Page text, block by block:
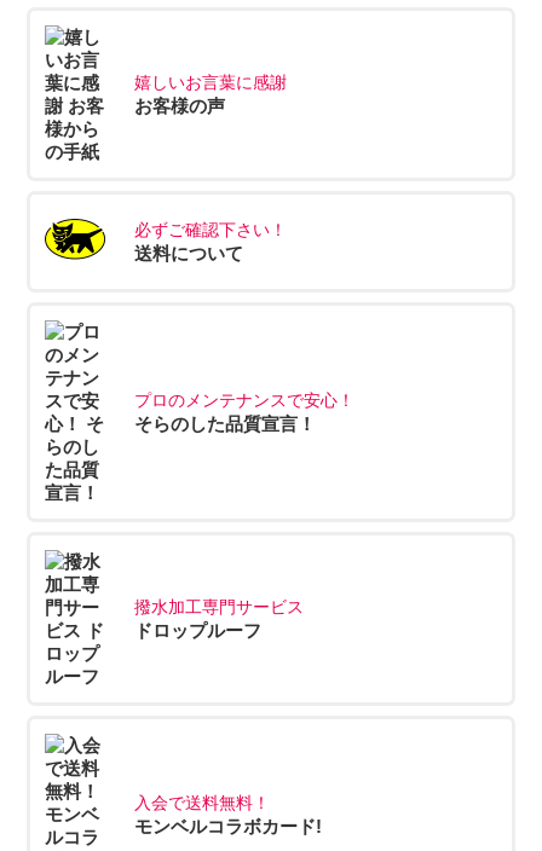
嬉しいお言葉に感謝
お客様の声
必ずご確認下さい！
送料について
プロのメンテナンスで安心！
そらのした品質宣言！
撥水加工専門サービス
ドロップルーフ
入会で送料無料！
モンベルコラボカード!